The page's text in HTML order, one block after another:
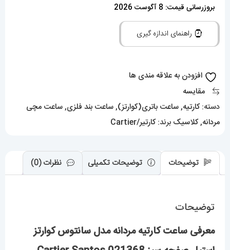
مردانه
مدل
سانتوس
صفحه
021368
Cartier
عدد
بروزرسانی قیمت: 8 آگوست 2026
راهنمای اندازه گیری
افزودن به علاقه مندی ها
مقایسه
دسته:کارتیه,ساعت باتری(کوارتز),ساعت بند فلزی,ساعت مچی
مردانه,کلاسیک برند:کارتیر/Cartier
توضیحات توضیحات تکمیلی نظرات (0)
توضیحات
معرفی ساعت کارتیه مردانه مدل سانتوس کوارتز